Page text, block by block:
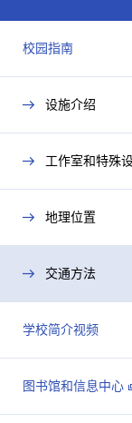
校园指南
设施介绍
工作室和特殊
地理位置
交通方法
学校简介视频
图书馆和信息中心